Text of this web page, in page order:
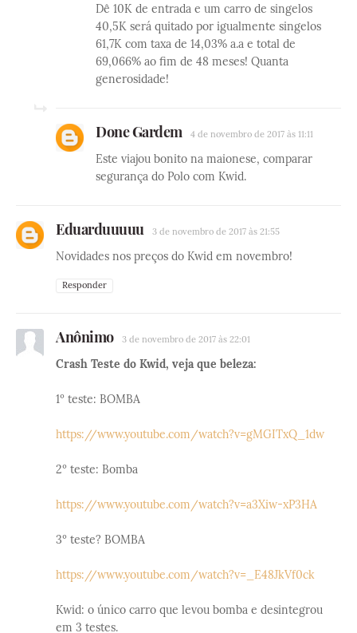
Dê 10K de entrada e um carro de singelos
40,5K será quitado por igualmente singelos
61,7K com taxa de 14,03% a.a e total de
69,066% ao fim de 48 meses! Quanta
generosidade!
Done Gardem 4 de novembro de 2017 às 11:11
Este viajou bonito na maionese, comparar
segurança do Polo com Kwid.
Eduarduuuuu 3 de novembro de 2017 às 21:55
Novidades nos preços do Kwid em novembro!
Responder
Anônimo 3 de novembro de 2017 às 22:01
Crash Teste do Kwid, veja que beleza:
1º teste: BOMBA
https://www.youtube.com/watch?v=gMGITxQ_1dw
2º teste: Bomba
https://www.youtube.com/watch?v=a3Xiw-xP3HA
3º teste? BOMBA
https://www.youtube.com/watch?v=_E48JkVf0ck
Kwid: o único carro que levou bomba e desintegrou
em 3 testes.